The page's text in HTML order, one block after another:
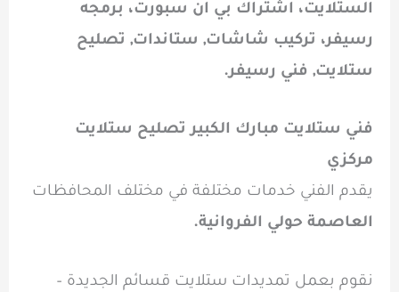
الستلايت، اشتراك بي ان سبورت، برمجه
رسيفر، تركيب شاشات, ستاندات, تصليح
ستلايت, فني رسيفر.
فني ستلايت مبارك الكبير تصليح ستلايت
مركزي
يقدم الفني خدمات مختلفة في مختلف المحافظات
العاصمة حولي الفروانية.
نقوم بعمل تمديدات ستلايت قسائم الجديدة –